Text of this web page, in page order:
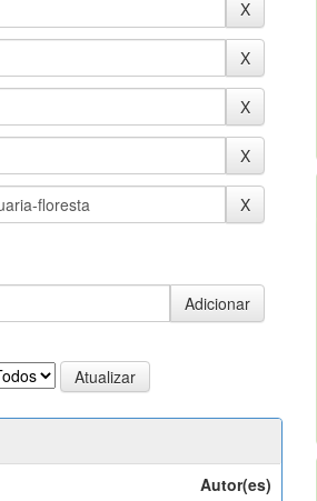
Autor(es)